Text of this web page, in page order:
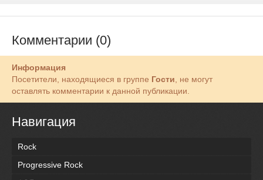
Комментарии (0)
Информация
Посетители, находящиеся в группе Гости, не могут
оставлять комментарии к данной публикации.
Навигация
Rock
Progressive Rock